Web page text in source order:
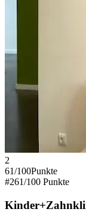
2
61/100Punkte
#261/100 Punkte